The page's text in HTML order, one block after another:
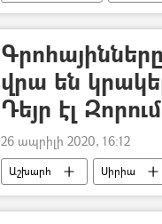
վրա են
Դեյր էլ Զորում
26 ապրիլի 2020, 16:12
Աշխարհ Սիրիա
Եկեղեցի